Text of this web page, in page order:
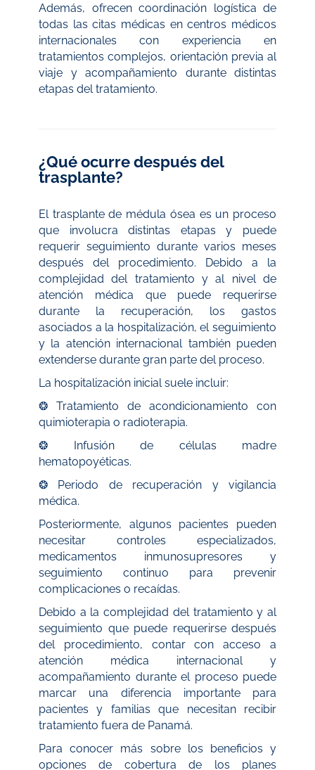
Además, ofrecen coordinación logística de
todas las citas médicas en centros médicos
internacionales con experiencia en
tratamientos complejos, orientación previa al
viaje y acompañamiento durante distintas
etapas del tratamiento.
¿Qué ocurre después del
trasplante?
El trasplante de médula ósea es un proceso
que involucra distintas etapas y puede
requerir seguimiento durante varios meses
después del procedimiento. Debido a la
complejidad del tratamiento y al nivel de
atención médica que puede requerirse
durante la recuperación, los gastos
asociados a la hospitalización, el seguimiento
y la atención internacional también pueden
extenderse durante gran parte del proceso.
La hospitalización inicial suele incluir:
❂ Tratamiento de acondicionamiento con
quimioterapia o radioterapia.
❂ Infusión de células madre
hematopoyéticas.
❂ Periodo de recuperación y vigilancia
médica.
Posteriormente, algunos pacientes pueden
necesitar controles especializados,
medicamentos inmunosupresores y
seguimiento continuo para prevenir
complicaciones o recaídas.
Debido a la complejidad del tratamiento y al
seguimiento que puede requerirse después
del procedimiento, contar con acceso a
atención médica internacional y
acompañamiento durante el proceso puede
marcar una diferencia importante para
pacientes y familias que necesitan recibir
tratamiento fuera de Panamá.
Para conocer más sobre los beneficios y
opciones de cobertura de los planes